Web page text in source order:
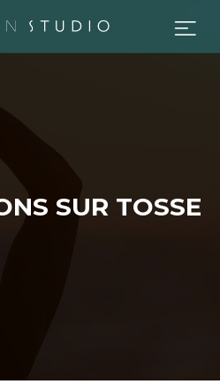
NS SUR TOSSE